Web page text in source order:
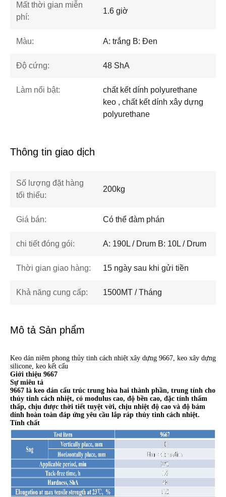
Mất thời gian miễn
phí:
1.6 giờ
Màu: A: trắng B: Đen
Độ cứng: 48 ShA
Làm nổi bật:
chất kết dính polyurethane
keo , chất kết dính xây dựng
polyurethane
Thông tin giao dịch
Số lượng đặt hàng
tối thiểu:
200kg
Giá bán: Có thể đàm phán
chi tiết đóng gói: A: 190L / Drum B: 10L / Drum
Thời gian giao hàng: 15 ngày sau khi gửi tiền
Khả năng cung cấp: 1500MT / Tháng
Mô tả Sản phẩm
Keo dán niêm phong thủy tinh cách nhiệt xây dựng 9667, keo xây dựng
silicone, keo kết cấu
Giới thiệu 9667
Sự miêu tả
9667 là keo dán cấu trúc trung hòa hai thành phần, trung tính cho
thủy tinh cách nhiệt, có modulus cao, độ bền cao, đặc tính thấm
thấp, chịu được thời tiết tuyệt vời, chịu nhiệt độ cao và độ bám
dính hoàn toàn đáp ứng yêu cầu lắp ráp thủy tinh cách nhiệt.
Tính chất